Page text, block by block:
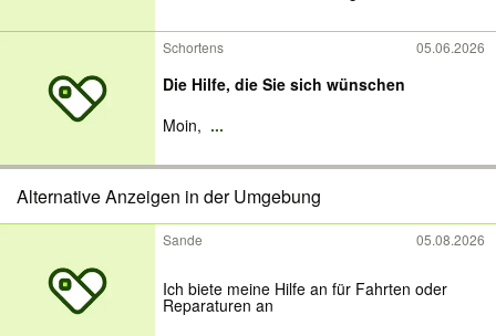
Schortens 05.06.2026
Die Hilfe, die Sie sich wünschen
Moin, ...
Alternative Anzeigen in der Umgebung
Sande 05.08.2026
Ich biete meine Hilfe an für Fahrten oder
Reparaturen an